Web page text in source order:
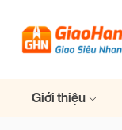
Giới thiệu